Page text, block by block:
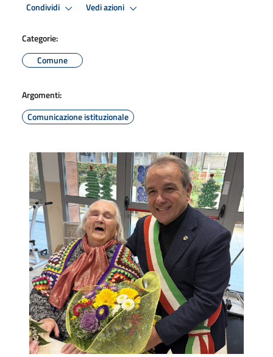
Condividi Vedi azioni
Categorie:
Comune
Argomenti:
Comunicazione istituzionale